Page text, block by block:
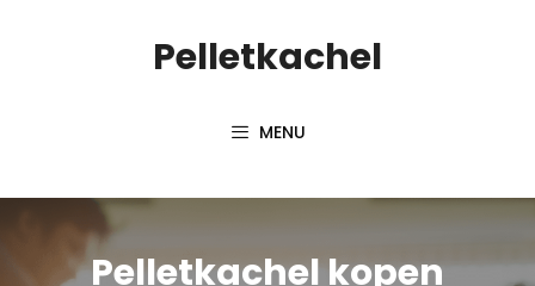
Pelletkachel
MENU
Pelletkachel kopen